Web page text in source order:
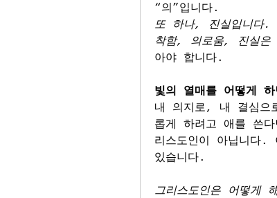
“의”입니다.
또 하나, 진실입니다.
착함, 의로움, 진실은
아야 합니다.
빛의 열매를 어떻게
내 의지로, 내 결심으
롭게 하려고 애를 쓴
리스도인이 아닙니다.
있습니다.
그리스도인은 어떻게